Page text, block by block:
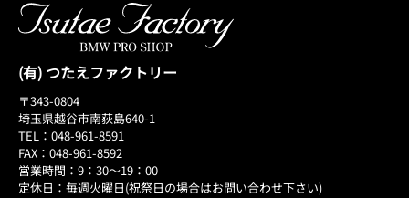
(有) つたえファクトリー
〒343-0804
埼玉県越谷市南荻島640-1
TEL：048-961-8591
FAX：048-961-8592
営業時間：9：30～19：00
定休日：毎週火曜日(祝祭日の場合はお問い合わせ下さい)